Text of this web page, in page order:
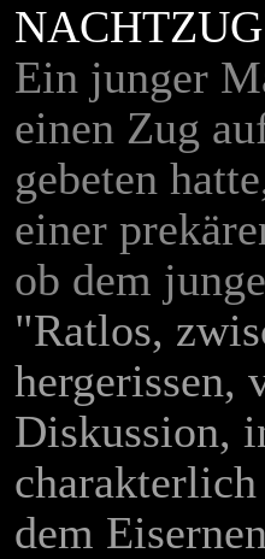
Ein junger
einen Zug
gebeten
einer
ob dem
"Ratlos,
hergerissen,
Diskussion,
dem